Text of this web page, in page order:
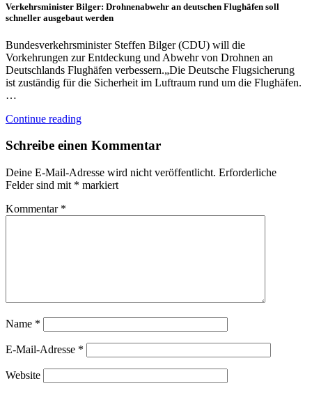
Verkehrsminister Bilger: Drohnenabwehr an deutschen Flughäfen soll
schneller ausgebaut werden
Bundesverkehrsminister Steffen Bilger (CDU) will die
Vorkehrungen zur Entdeckung und Abwehr von Drohnen an
Deutschlands Flughäfen verbessern.„Die Deutsche Flugsicherung
ist zuständig für die Sicherheit im Luftraum rund um die Flughäfen.
…
Continue reading
Schreibe einen Kommentar
Deine E-Mail-Adresse wird nicht veröffentlicht. Erforderliche
Felder sind mit * markiert
Kommentar *
Name *
E-Mail-Adresse *
Website